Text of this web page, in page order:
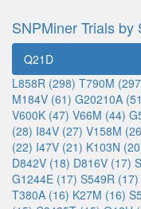
SNPMiner Trials by
Q21D
L858R (298) T790M
M184V (61) G20210A
V600K (47) V66M (44)
(28) I84V (27) V158M
(22) I47V (21) K103N
D842V (18) D816V (17)
G1244E (17) S549R (17)
T380A (16) K27M (16)